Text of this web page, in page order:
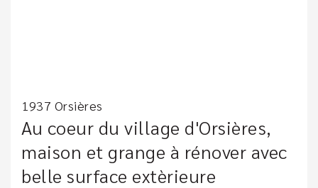
1937 Orsières
Au coeur du village d'Orsières,
maison et grange à rénover avec
belle surface extèrieure